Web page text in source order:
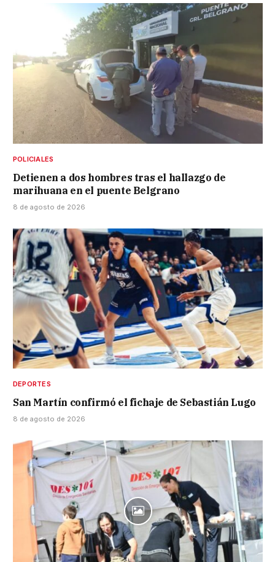
POLICIALES
Detienen a dos hombres tras el hallazgo de
marihuana en el puente Belgrano
8 de agosto de 2026
DEPORTES
San Martín confirmó el fichaje de Sebastián Lugo
8 de agosto de 2026